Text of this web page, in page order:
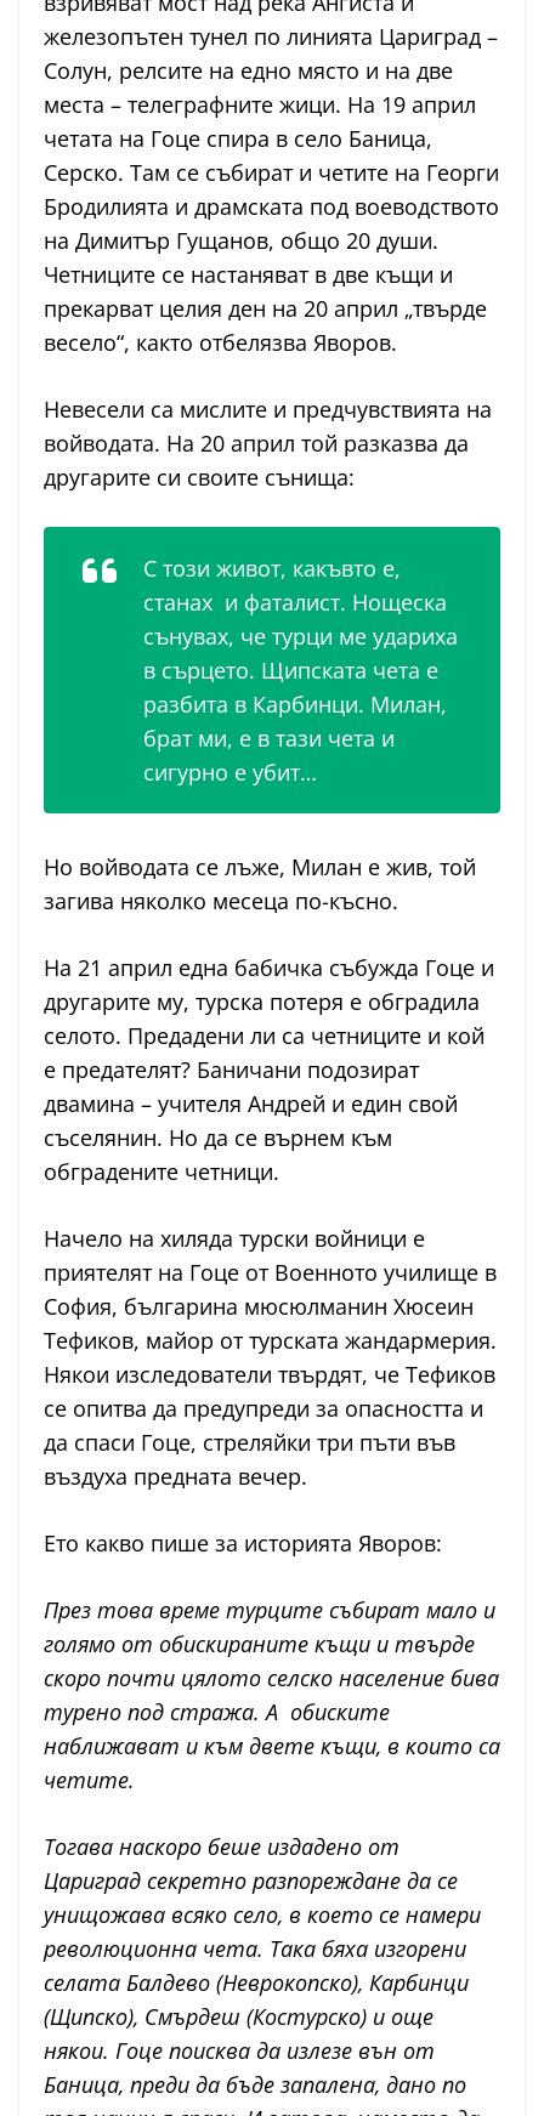
железопътен тунел по линията Цариград –
Солун, релсите на едно място и на две
места – телеграфните жици. На 19 април
четата на Гоце спира в село Баница,
Серско. Там се събират и четите на Георги
Бродилията и драмската под воеводството
на Димитър Гущанов, общо 20 души.
Четниците се настаняват в две къщи и
прекарват целия ден на 20 април „твърде
весело“, както отбелязва Яворов.
Невесели са мислите и предчувствията на
войводата. На 20 април той разказва да
другарите си своите сънища:
С този живот, какъвто е,
станах и фаталист. Нощеска
сънувах, че турци ме удариха
в сърцето. Щипската чета е
разбита в Карбинци. Милан,
брат ми, е в тази чета и
сигурно е убит…
Но войводата се лъже, Милан е жив, той
загива няколко месеца по-късно.
На 21 април една бабичка събужда Гоце и
другарите му, турска потеря е обградила
селото. Предадени ли са четниците и кой
е предателят? Баничани подозират
двамина – учителя Андрей и един свой
съселянин. Но да се върнем към
обградените четници.
Начело на хиляда турски войници е
приятелят на Гоце от Военното училище в
София, българина мюсюлманин Хюсеин
Тефиков, майор от турската жандармерия.
Някои изследователи твърдят, че Тефиков
се опитва да предупреди за опасността и
да спаси Гоце, стреляйки три пъти във
въздуха предната вечер.
Ето какво пише за историята Яворов:
През това време турците събират мало и
голямо от обискираните къщи и твърде
скоро почти цялото селско население бива
турено под стража. А обиските
наближават и към двете къщи, в които са
четите.
Тогава наскоро беше издадено от
Цариград секретно разпореждане да се
унищожава всяко село, в което се намери
революционна чета. Така бяха изгорени
селата Балдево (Неврокопско), Карбинци
(Щипско), Смърдеш (Костурско) и още
някои. Гоце поисква да излезе вън от
Баница, преди да бъде запалена, дано по